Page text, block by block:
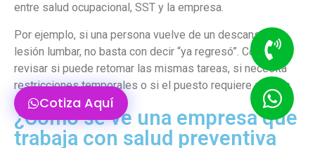
entre salud ocupacional, SST y la empresa.
Por ejemplo, si una persona vuelve de un descanso por
lesión lumbar, no basta con decir “ya regresó”. Conviene
revisar si puede retomar las mismas tareas, si necesita
restricciones temporales o si el puesto requiere ajustes.
¿Cómo se ve una empresa que
trabaja con salud preventiva
Cotiza Aquí